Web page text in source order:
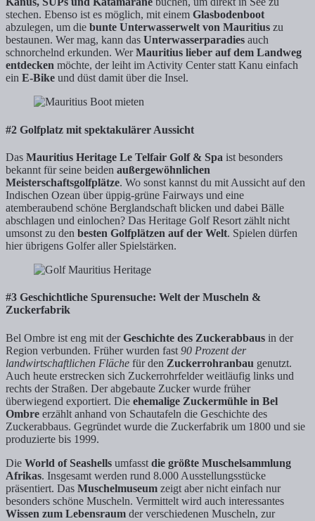
stechen. Ebenso ist es möglich, mit einem Glasbodenboot
abzulegen, um die bunte Unterwasserwelt von Mauritius zu
bestaunen. Wer mag, kann das Unterwasserparadies auch
schnorchelnd erkunden. WerMauritius lieber auf dem Landweg
entdecken möchte, der leiht im Activity Center statt Kanu einfach
ein E-Bike und düst damit über die Insel.
#2 Golfplatz mit spektakulärer Aussicht
Das Mauritius Heritage Le Telfair Golf & Spa ist besonders
bekannt für seine beiden außergewöhnlichen
Meisterschaftsgolfplätze. Wo sonst kannst du mit Aussicht auf den
Indischen Ozean über üppig-grüne Fairways und eine
atemberaubend schöne Berglandschaft blicken und dabei Bälle
abschlagen und einlochen? Das Heritage Golf Resort zählt nicht
umsonst zu den besten Golfplätzen auf der Welt. Spielen dürfen
hier übrigens Golfer aller Spielstärken.
#3 Geschichtliche Spurensuche: Welt der Muscheln &
Zuckerfabrik
Bel Ombre ist eng mit derGeschichte des Zuckerabbaus in der
Region verbunden. Früher wurden fast 90 Prozent der
landwirtschaftlichen Fläche für den Zuckerrohranbau genutzt.
Auch heute erstrecken sich Zuckerrohrfelder weitläufig links und
rechts der Straßen. Der abgebaute Zucker wurde früher
überwiegend exportiert. Die ehemalige Zuckermühle in Bel
Ombre erzählt anhand von Schautafeln die Geschichte des
Zuckerabbaus. Gegründet wurde die Zuckerfabrik um 1800 und sie
produzierte bis 1999.
Die World of Seashells umfasst die größte Muschelsammlung
Afrikas. Insgesamt werden rund 8.000 Ausstellungsstücke
präsentiert. Das Muschelmuseum zeigt aber nicht einfach nur
besonders schöne Muscheln. Vermittelt wird auch interessantes
Wissen zum Lebensraum der verschiedenen Muscheln, zur